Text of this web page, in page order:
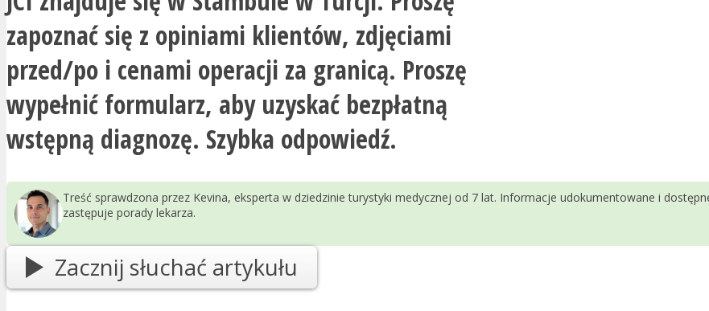
zapoznać się z opiniami klientów, zdjęciami
przed/po i cenami operacji za granicą. Proszę
wypełnić formularz, aby uzyskać bezpłatną
wstępną diagnozę. Szybka odpowiedź.
Treść sprawdzona przez Kevina, eksperta w dziedzinie turystyki medycznej od 7 lat. Informacje udokumentowane i
zastępuje porady lekarza.
Zacznij słuchać artykułu